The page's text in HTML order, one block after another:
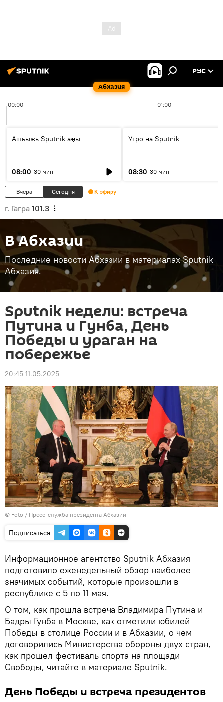
Абхазия
РУС
00:00 01:00
Ашьыжь Sputnik аҿы
08:00 30 мин
Утро на Sputnik
08:30 30 мин
Вчера Сегодня К эфиру
г. Гагра 101.3
В Абхазии
Последние новости Абхазии в материалах Sputnik
Абхазия.
Sputnik недели: встреча
Путина и Гунба, День
Победы и ураган на
побережье
20:45 11.05.2025
© Foto / Пресс-служба президента Абхазии
Подписаться
Информационное агентство Sputnik Абхазия
подготовило еженедельный обзор наиболее
значимых событий, которые произошли в
республике с 5 по 11 мая.
О том, как прошла встреча Владимира Путина и
Бадры Гунба в Москве, как отметили юбилей
Победы в столице России и в Абхазии, о чем
договорились Министерства обороны двух стран,
как прошел фестиваль спорта на площади
Свободы, читайте в материале Sputnik.
День Победы и встреча президентов